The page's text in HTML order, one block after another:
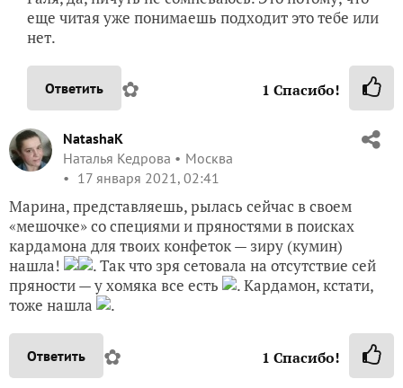
еще читая уже понимаешь подходит это тебе или
нет.
Ответить ✿ 1 Спасибо!
NatashaK
Наталья Кедрова
Москва
17 января 2021, 02:41
Марина, представляешь, рылась сейчас в своем
«мешочке» со специями и пряностями в поисках
кардамона для твоих конфеток — зиру (кумин)
нашла!
. Так что зря сетовала на отсутствие сей
пряности — у хомяка все есть
. Кардамон, кстати,
тоже нашла
.
Ответить ✿ 1 Спасибо!